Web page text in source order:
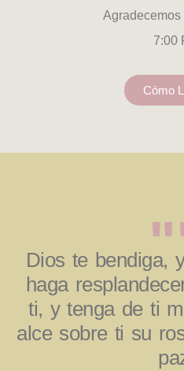
Agradecemos
7:00
Cómo
Dios te bendiga,
haga
ti, y tenga de ti
alce sobre ti su